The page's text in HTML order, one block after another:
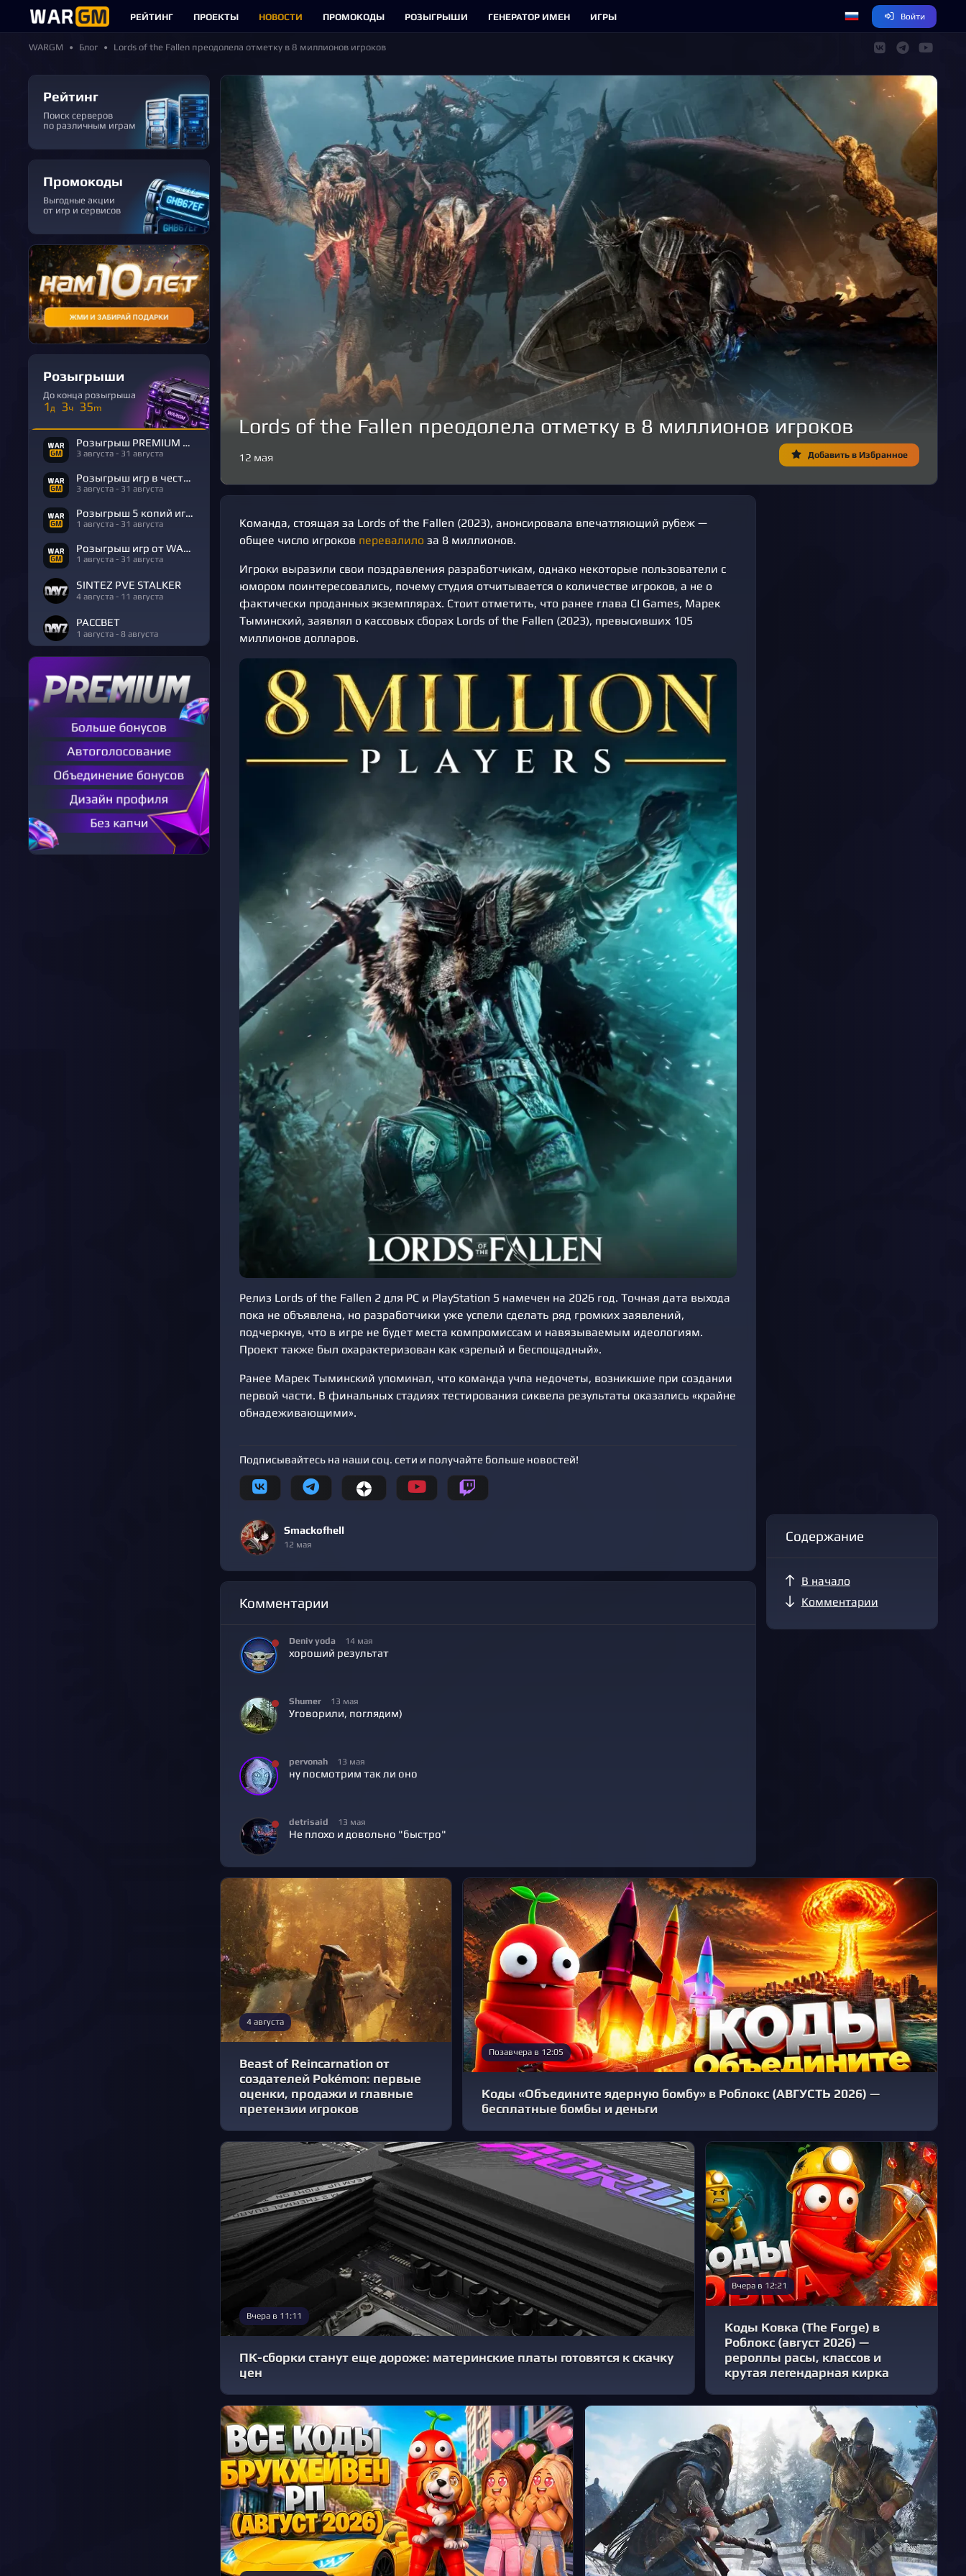
РЕЙТИНГ ПРОЕКТЫ НОВОСТИ ПРОМОКОДЫ РОЗЫГРЫШИ ГЕНЕРАТОР ИМЕН ИГРЫ Войти
WARGM Блог Lords of the Fallen преодолела отметку в 8 миллионов игроков
Рейтинг
Поиск серверов
по различным играм
Промокоды
Выгодные акции
от игр и сервисов
Розыгрыши
До конца розыгрыша
1д 3ч 35m
Розыгрыш PREMIUM в честь Дня Рождения
3 августа - 31 августа
Розыгрыш игр в честь Дня Рождения
3 августа - 31 августа
Розыгрыш 5 копий игры R.E.P.O.
1 августа - 31 августа
Розыгрыш игр от WARGM
1 августа - 31 августа
SINTEZ PVE STALKER
4 августа - 11 августа
РАССВЕТ
1 августа - 8 августа
Lords of the Fallen преодолела отметку в 8 миллионов игроков
Добавить в Избранное
12 мая
Команда, стоящая за Lords of the Fallen (2023), анонсировала впечатляющий рубеж —
общее число игроков перевалило за 8 миллионов.
Игроки выразили свои поздравления разработчикам, однако некоторые пользователи с
юмором поинтересовались, почему студия отчитывается о количестве игроков, а не о
фактически проданных экземплярах. Стоит отметить, что ранее глава CI Games, Марек
Тыминский, заявлял о кассовых сборах Lords of the Fallen (2023), превысивших 105
миллионов долларов.
Релиз Lords of the Fallen 2 для PC и PlayStation 5 намечен на 2026 год. Точная дата выхода
пока не объявлена, но разработчики уже успели сделать ряд громких заявлений,
подчеркнув, что в игре не будет места компромиссам и навязываемым идеологиям.
Проект также был охарактеризован как «зрелый и беспощадный».
Ранее Марек Тыминский упоминал, что команда учла недочеты, возникшие при создании
первой части. В финальных стадиях тестирования сиквела результаты оказались «крайне
обнадеживающими».
Подписывайтесь на наши соц. сети и получайте больше новостей!
Smackofhell
12 мая
Комментарии
Deniv yoda 14 мая
хороший результат
Shumer 13 мая
Уговорили, поглядим)
pervonah 13 мая
ну посмотрим так ли оно
detrisaid 13 мая
Не плохо и довольно "быстро"
Содержание
В начало
Комментарии
4 августа
Beast of Reincarnation от
создателей Pokémon: первые
оценки, продажи и главные
претензии игроков
Позавчера в 12:05
Коды «Объедините ядерную бомбу» в Роблокс (АВГУСТЬ 2026) —
бесплатные бомбы и деньги
Вчера в 11:11
ПК-сборки станут еще дороже: материнские платы готовятся к скачку
цен
Вчера в 12:21
Коды Ковка (The Forge) в
Роблокс (август 2026) —
рероллы расы, классов и
крутая легендарная кирка